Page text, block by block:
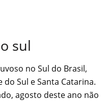
sul
no Sul do Brasil,
Sul e Santa Catarina.
agosto deste ano não